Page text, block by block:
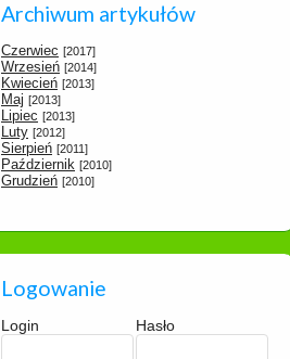
Archiwum artykułów
Czerwiec [2017]
Wrzesień [2014]
Kwiecień [2013]
Maj [2013]
Lipiec [2013]
Luty [2012]
Sierpień [2011]
Październik [2010]
Grudzień [2010]
Logowanie
Login Hasło